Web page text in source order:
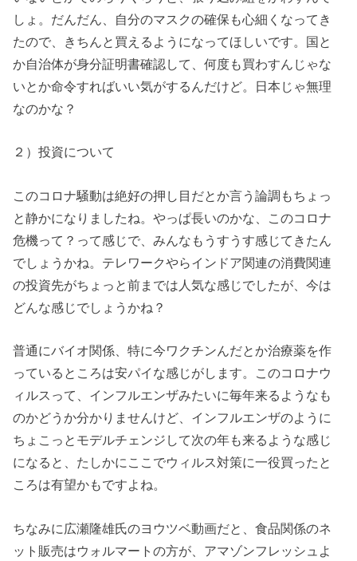
しょ。だんだん、自分のマスクの確保も心細くなってき
たので、きちんと買えるようになってほしいです。国と
か自治体が身分証明書確認して、何度も買わすんじゃな
いとか命令すればいい気がするんだけど。日本じゃ無理
なのかな？
２）投資について
このコロナ騒動は絶好の押し目だとか言う論調もちょっ
と静かになりましたね。やっぱ長いのかな、このコロナ
危機って？って感じで、みんなもうすうす感じてきたん
でしょうかね。テレワークやらインドア関連の消費関連
の投資先がちょっと前までは人気な感じでしたが、今は
どんな感じでしょうかね？
普通にバイオ関係、特に今ワクチンんだとか治療薬を作
っているところは安パイな感じがします。このコロナウ
ィルスって、インフルエンザみたいに毎年来るようなも
のかどうか分かりませんけど、インフルエンザのように
ちょこっとモデルチェンジして次の年も来るような感じ
になると、たしかにここでウィルス対策に一役買ったと
ころは有望かもですよね。
ちなみに広瀬隆雄氏のヨウツベ動画だと、食品関係のネ
ット販売はウォルマートの方が、アマゾンフレッシュよ